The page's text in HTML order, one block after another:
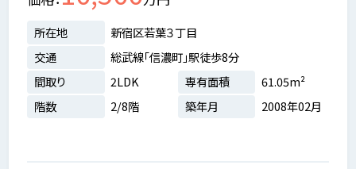
所在地
新宿区若葉３丁目
交通
総武線「信濃町」駅徒歩8分
間取り
2LDK 専有面積
61.05m²
階数
2/8階 築年月 2008年02月